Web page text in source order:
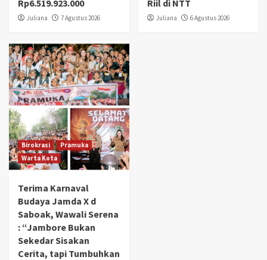
Rp6.519.923.000
Juliana 7 Agustus 2026
Riil di NTT
Juliana 6 Agustus 2026
Birokrasi
Pramuka
Warta Kota
Terima Karnaval
Budaya Jamda X d
Saboak, Wawali Serena
: “Jambore Bukan
Sekedar Sisakan
Cerita, tapi Tumbuhkan